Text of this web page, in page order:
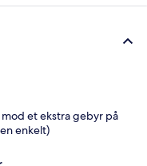
et ekstra gebyr på
enkelt)